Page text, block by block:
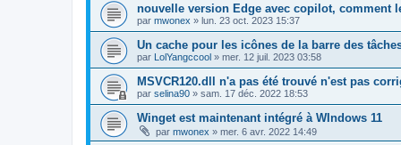
nouvelle version Edge avec copilot, comment
par mwonex » lun. 23 oct. 2023 15:37
Un cache pour les icônes de la barre des
par LolYangccool » mer. 12 juil. 2023 03:58
MSVCR120.dll n'a pas été trouvé n'est pas
par selina90 » sam. 17 déc. 2022 18:53
Winget est maintenant intégré à WIndows 11
par mwonex » mer. 6 avr. 2022 14:49